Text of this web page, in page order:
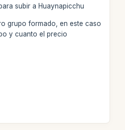
subir a Huaynapicchu
grupo formado, en este caso
y cuanto el precio